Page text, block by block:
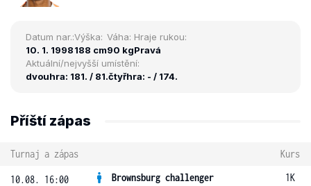
Datum nar.:
10. 1. 1998
Výška:
188 cm
Váha:
90 kg
Hraje rukou:
Pravá
Aktuální/nejvyšší umístění:
dvouhra: 181. / 81.čtyřhra: - / 174.
Příští zápas
Turnaj a zápas Kurs
10.08. 16:00 Brownsburg challenger
1K